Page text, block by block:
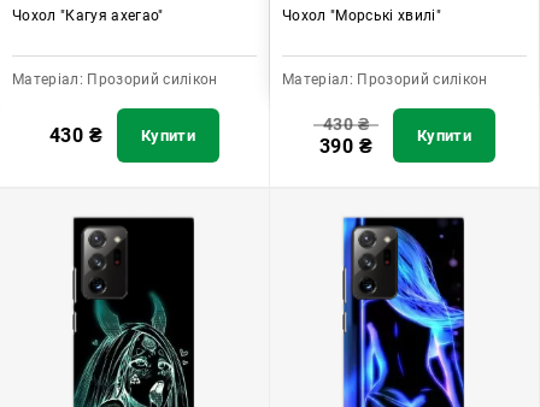
Чохол "Кагуя ахегао"
Матеріал: Прозорий силікон
430 ₴ Купити
Чохол "Морські хвилі"
Матеріал: Прозорий силікон
430₴
390 ₴ Купити